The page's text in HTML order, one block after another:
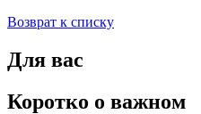
Возврат к списку
Для вас
Коротко о важном